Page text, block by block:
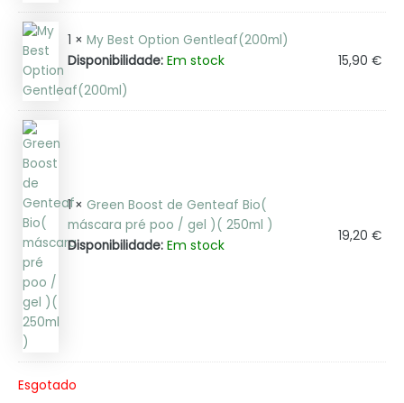
1 × My Best Option Gentleaf(200ml)
Disponibilidade: Em stock 15,90 €
1 × Green Boost de Genteaf Bio(
máscara pré poo / gel )( 250ml )
Disponibilidade: Em stock
19,20 €
Esgotado